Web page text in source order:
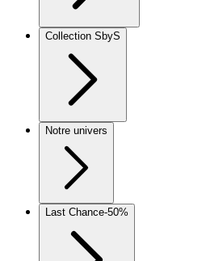
Collection SbyS
Notre univers
Last Chance-50%